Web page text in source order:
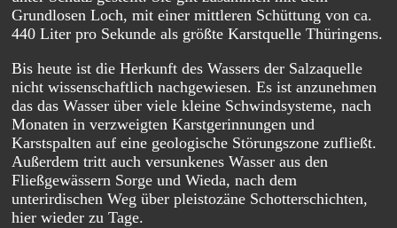
Grundlosen Loch, mit einer mittleren Schüttung von ca.
440 Liter pro Sekunde als größte Karstquelle Thüringens.
Bis heute ist die Herkunft des Wassers der Salzaquelle
nicht wissenschaftlich nachgewiesen. Es ist anzunehmen
das das Wasser über viele kleine Schwindsysteme, nach
Monaten in verzweigten Karstgerinnungen und
Karstspalten auf eine geologische Störungszone zufließt.
Außerdem tritt auch versunkenes Wasser aus den
Fließgewässern Sorge und Wieda, nach dem
unterirdischen Weg über pleistozäne Schotterschichten,
hier wieder zu Tage.